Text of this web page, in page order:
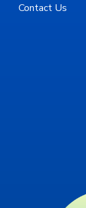
Contact Us